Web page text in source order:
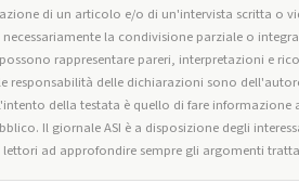
di un articolo e/o di un'intervista scritta o
la condivisione parziale o
rappresentare pareri, interpretazioni e
responsabilità delle dichiarazioni sono
della testata è quello di fare informazione
Il giornale ASI è a disposizione degli
ad approfondire sempre gli argomenti